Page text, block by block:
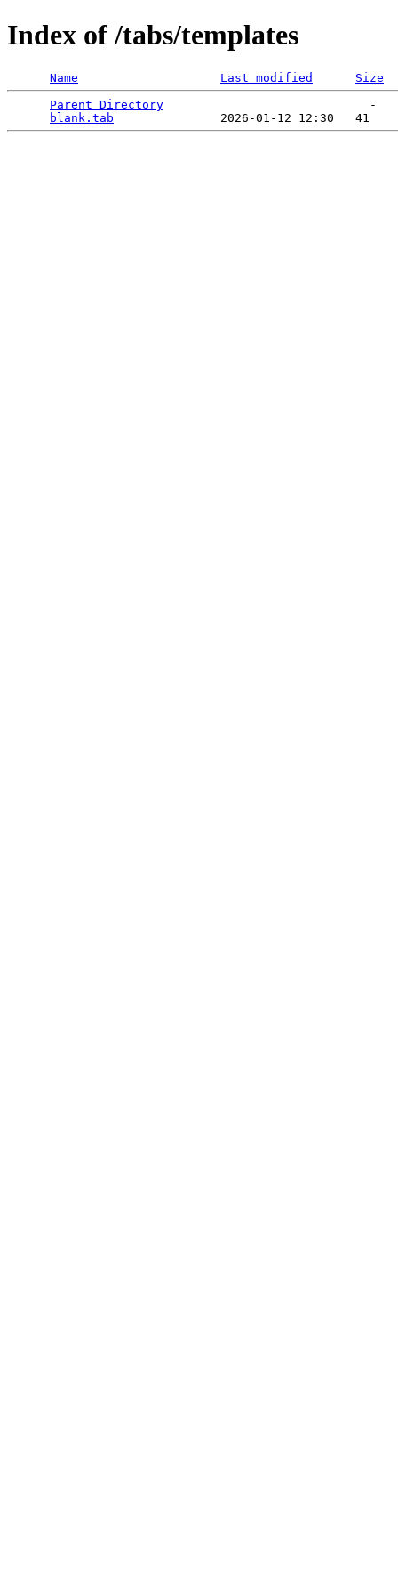
Index of /tabs/templates
Name Last modified
Size
Parent Directory
                             -
blank.tab